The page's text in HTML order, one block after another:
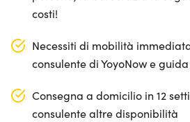
costi!
Necessiti di mobilità
consulente di YoyoNow e
Consegna a domicilio in 12
consulente altre disponibilità